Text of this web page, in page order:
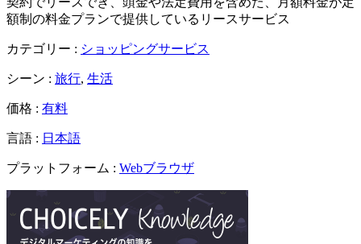
額制の料金プランで提供しているリースサービス
カテゴリー : ショッピングサービス
シーン : 旅行, 生活
価格 : 有料
言語 : 日本語
プラットフォーム : Webブラウザ